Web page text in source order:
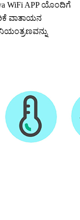
WiFi APP ಯೊಂದಿಗೆ
ವಾತಾಯನ